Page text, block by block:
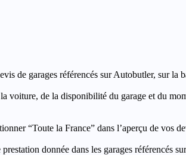
de garages référencés sur Autobutler, sur la
de la disponibilité du garage et du
“Toute la France” dans l’aperçu de vos
donnée dans les garages référencés